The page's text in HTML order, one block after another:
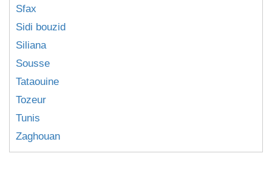
Sfax
Sidi bouzid
Siliana
Sousse
Tataouine
Tozeur
Tunis
Zaghouan